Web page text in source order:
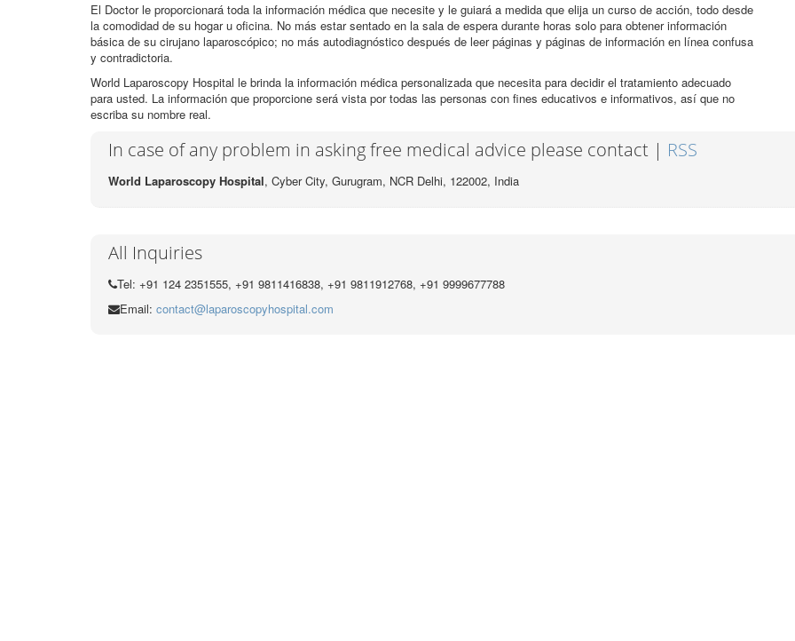
El Doctor le proporcionará toda la información médica que necesite y le guiará a medida que elija un curso de acción, todo desde
la comodidad de su hogar u oficina. No más estar sentado en la sala de espera durante horas solo para obtener información
básica de su cirujano laparoscópico; no más autodiagnóstico después de leer páginas y páginas de información en línea confusa
y contradictoria.
World Laparoscopy Hospital le brinda la información médica personalizada que necesita para decidir el tratamiento adecuado
para usted. La información que proporcione será vista por todas las personas con fines educativos e informativos, así que no
escriba su nombre real.
In case of any problem in asking free medical advice please contact | RSS
World Laparoscopy Hospital, Cyber City, Gurugram, NCR Delhi, 122002, India
All Inquiries
Tel: +91 124 2351555, +91 9811416838, +91 9811912768, +91 9999677788
Email: contact@laparoscopyhospital.com